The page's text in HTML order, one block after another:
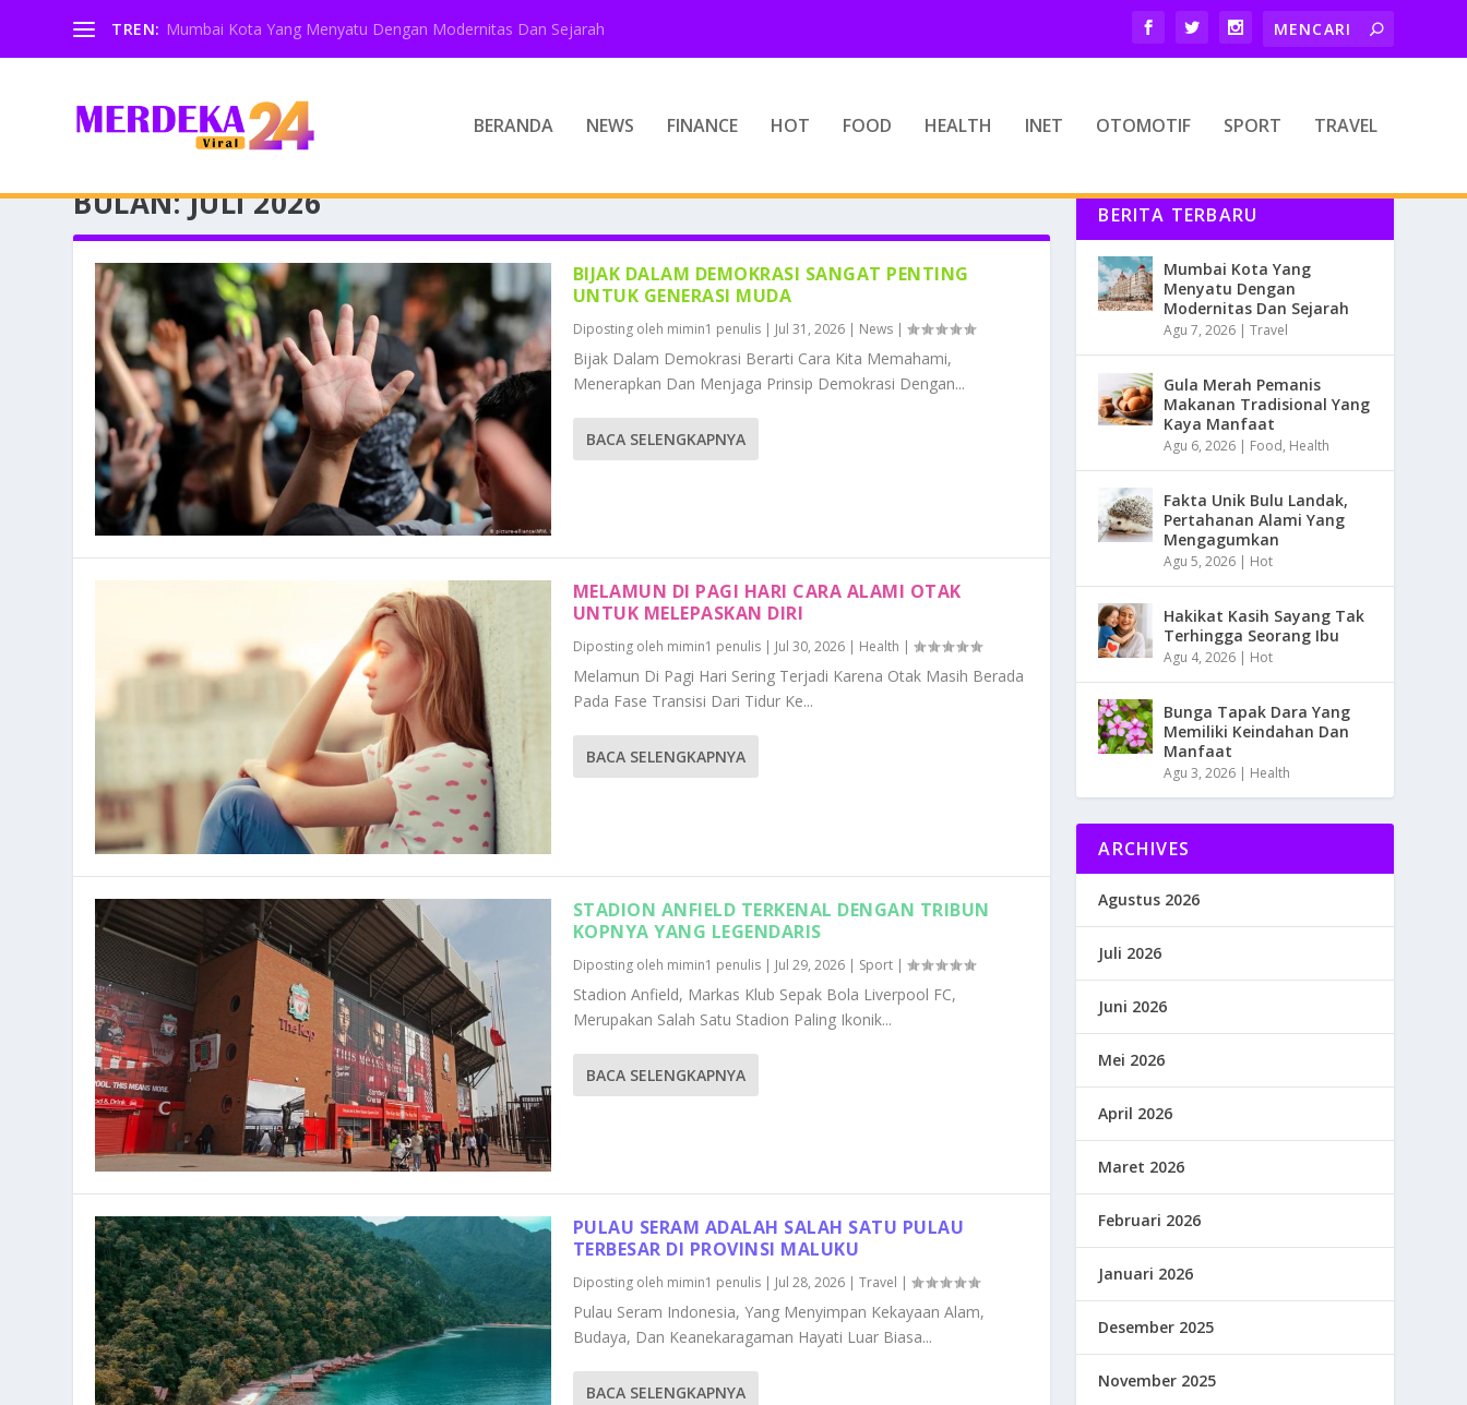
TREN: Mumbai Kota Yang Menyatu Dengan Modernitas Dan Sejarah
BERANDA NEWS FINANCE HOT FOOD HEALTH INET OTOMOTIF SPORT TRAVEL
BULAN:JULI 2026
BIJAK DALAM DEMOKRASI SANGAT PENTING
UNTUK GENERASI MUDA
Diposting oleh mimin1 penulis| Jul 31, 2026| News|
Bijak Dalam Demokrasi Berarti Cara Kita Memahami,
Menerapkan Dan Menjaga Prinsip Demokrasi Dengan...
BACA SELENGKAPNYA
MELAMUN DI PAGI HARI CARA ALAMI OTAK
UNTUK MELEPASKAN DIRI
Diposting oleh mimin1 penulis| Jul 30, 2026| Health |
Melamun Di Pagi Hari Sering Terjadi Karena Otak Masih Berada
Pada Fase Transisi Dari Tidur Ke...
BACA SELENGKAPNYA
STADION ANFIELD TERKENAL DENGAN TRIBUN
KOPNYA YANG LEGENDARIS
Diposting oleh mimin1 penulis| Jul 29, 2026| Sport|
Stadion Anfield, Markas Klub Sepak Bola Liverpool FC,
Merupakan Salah Satu Stadion Paling Ikonik...
BACA SELENGKAPNYA
PULAU SERAM ADALAH SALAH SATU PULAU
TERBESAR DI PROVINSI MALUKU
Diposting oleh mimin1 penulis| Jul 28, 2026| Travel |
Pulau Seram Indonesia, Yang Menyimpan Kekayaan Alam,
Budaya, Dan Keanekaragaman Hayati Luar Biasa...
BACA SELENGKAPNYA
BERITA TERBARU
Mumbai Kota Yang
Menyatu Dengan
Modernitas Dan Sejarah
Agu 7, 2026 |Travel
Gula Merah Pemanis
Makanan Tradisional Yang
Kaya Manfaat
Agu 6, 2026 | Food, Health
Fakta Unik Bulu Landak,
Pertahanan Alami Yang
Mengagumkan
Agu 5, 2026 | Hot
Hakikat Kasih Sayang Tak
Terhingga Seorang Ibu
Agu 4, 2026 | Hot
Bunga Tapak Dara Yang
Memiliki Keindahan Dan
Manfaat
Agu 3, 2026 | Health
ARCHIVES
Agustus 2026
Juli 2026
Juni 2026
Mei 2026
April 2026
Maret 2026
Februari 2026
Januari 2026
Desember 2025
November 2025